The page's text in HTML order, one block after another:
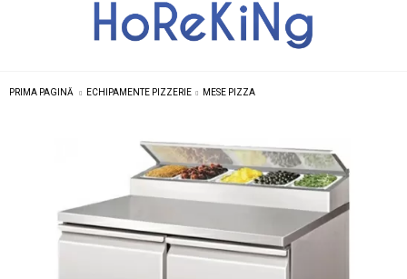
PRIMA PAGINĂ ECHIPAMENTE PIZZERIE MESE PIZZA